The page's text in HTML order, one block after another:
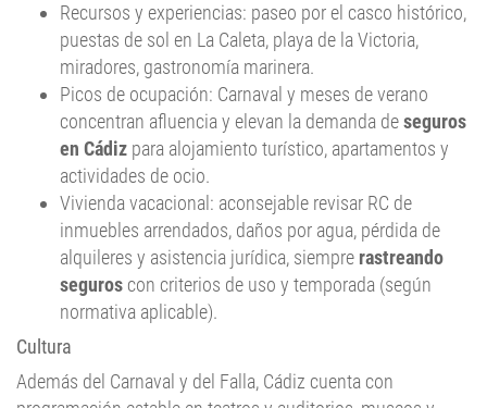
Recursos y experiencias: paseo por el casco histórico,
puestas de sol en La Caleta, playa de la Victoria,
miradores, gastronomía marinera.
Picos de ocupación: Carnaval y meses de verano
concentran afluencia y elevan la demanda deseguros
en Cádiz para alojamiento turístico, apartamentos y
actividades de ocio.
Vivienda vacacional: aconsejable revisar RC de
inmuebles arrendados, daños por agua, pérdida de
alquileres y asistencia jurídica, siempre rastreando
seguros con criterios de uso y temporada (según
normativa aplicable).
Cultura
Además del Carnaval y del Falla, Cádiz cuenta con